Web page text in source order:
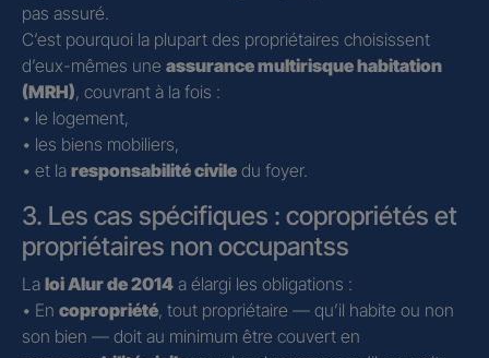
pas assuré.
C’est pourquoi la plupart des propriétaires choisissent
d’eux-mêmes une assurance multirisque habitation
(MRH), couvrant à la fois :
• le logement,
• les biens mobiliers,
• et la responsabilité civile du foyer.
3. Les cas spécifiques : copropriétés et
propriétaires non occupantss
La loi Alur de 2014 a élargi les obligations :
• En copropriété, tout propriétaire — qu’il habite ou non
son bien — doit au minimum être couvert en